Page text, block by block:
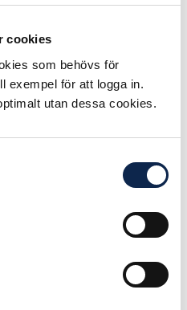
cookies
som behövs för
exempel för att logga in.
utan dessa cookies.
i övrigt, säger
ordförande Anna
till det nya
fram en
nödvändigt att